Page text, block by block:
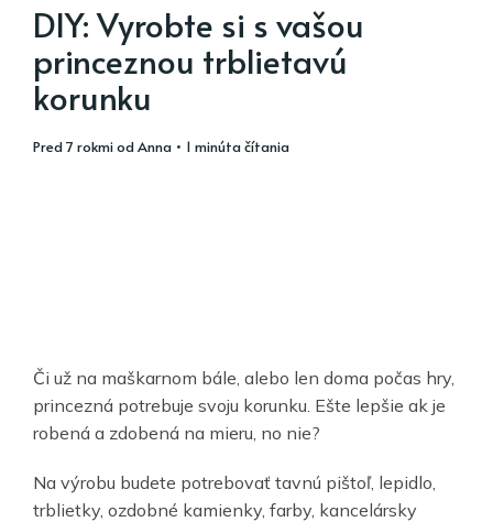
DIY: Vyrobte si s vašou
princeznou trblietavú
korunku
pred 7 rokmiodAnna • 1 minúta čítania
Či už na maškarnom bále, alebo len doma počas hry,
princezná potrebuje svoju korunku. Ešte lepšie ak je
robená a zdobená na mieru, no nie?
Na výrobu budete potrebovať tavnú pištoľ, lepidlo,
trblietky, ozdobné kamienky, farby, kancelársky